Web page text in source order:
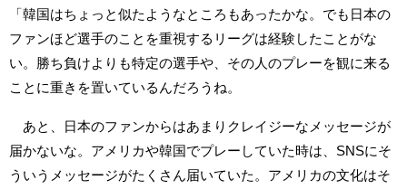
「韓国はちょっと似たようなところもあったかな。でも日本の
ファンほど選手のことを重視するリーグは経験したことがな
い。勝ち負けよりも特定の選手や、その人のプレーを観に来る
ことに重きを置いているんだろうね。
あと、日本のファンからはあまりクレイジーなメッセージが
届かないな。アメリカや韓国でプレーしていた時は、SNSにそ
ういうメッセージがたくさん届いていた。アメリカの文化はそ